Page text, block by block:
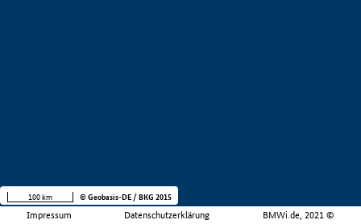
Impressum Datenschutzerklärung BMWi.de, 2021 ©
100 km © Geobasis-DE / BKG 2015